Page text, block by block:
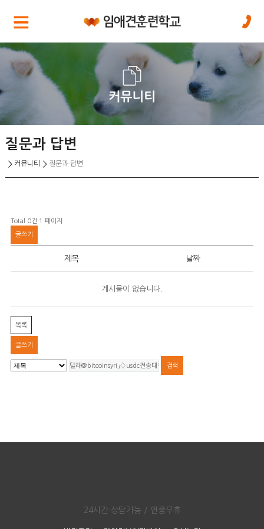
질문과 답변
커뮤니티 질문과 답변
Total 0건 1 페이지
글쓰기
제목 날짜
게시물이 없습니다.
목록
글쓰기
24시간 상담가능 / 연중무휴